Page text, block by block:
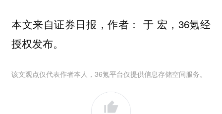
本文来自证券日报，作者： 于 宏，36氪经
授权发布。
该文观点仅代表作者本人，36氪平台仅提供信息存储空间服务。